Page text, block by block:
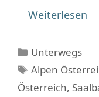
Weiterlesen
Kategorien
Unterwegs
Schlagwörter
Alpen
Österreich,